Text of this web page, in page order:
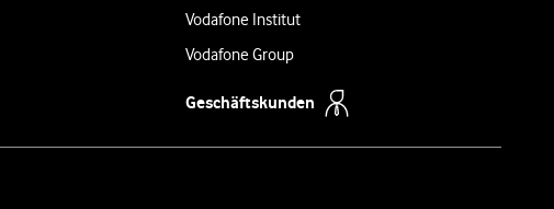
Vodafone Institut
Vodafone Group
Geschäftskunden